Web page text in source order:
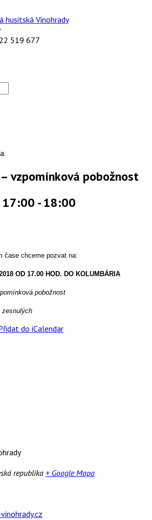
husitská Vinohrady
519 677
vzpomínková pobožnost
-18:00
čase chceme pozvat na:
OD 17.00 HOD. DO KOLUMBÁRIA
pobožnost
zesnulých
do iCalendar
republika + Google Mapa